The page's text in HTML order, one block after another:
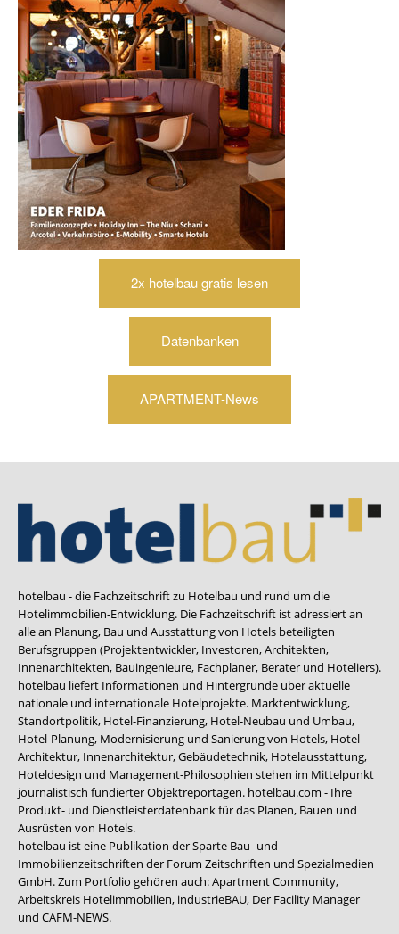
2x hotelbau gratis lesen
Datenbanken
APARTMENT-News
hotelbau - die Fachzeitschrift zu Hotelbau und rund um die
Hotelimmobilien-Entwicklung. Die Fachzeitschrift ist adressiert an
alle an Planung, Bau und Ausstattung von Hotels beteiligten
Berufsgruppen (Projektentwickler, Investoren, Architekten,
Innenarchitekten, Bauingenieure, Fachplaner, Berater und Hoteliers).
hotelbau liefert Informationen und Hintergründe über aktuelle
nationale und internationale Hotelprojekte. Marktentwicklung,
Standortpolitik, Hotel-Finanzierung, Hotel-Neubau und Umbau,
Hotel-Planung, Modernisierung und Sanierung von Hotels, Hotel-
Architektur, Innenarchitektur, Gebäudetechnik, Hotelausstattung,
Hoteldesign und Management-Philosophien stehen im Mittelpunkt
journalistisch fundierter Objektreportagen. hotelbau.com - Ihre
Produkt- und Dienstleisterdatenbank für das Planen, Bauen und
Ausrüsten von Hotels.
hotelbau ist eine Publikation der Sparte Bau- und
Immobilienzeitschriften der Forum Zeitschriften und Spezialmedien
GmbH. Zum Portfolio gehören auch:Apartment Community,
Arbeitskreis Hotelimmobilien, industrieBAU, Der Facility Manager
und CAFM-NEWS.